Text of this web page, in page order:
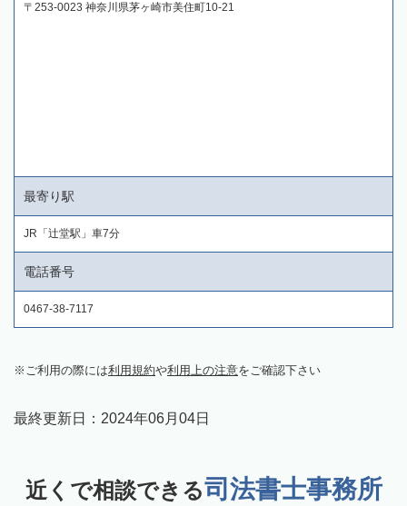
〒253-0023 神奈川県茅ヶ崎市美住町10-21
最寄り駅
JR「辻堂駅」車7分
電話番号
0467-38-7117
ご利用の際には利用規約や利用上の注意をご確認下さい
最終更新日： 2024年06月04日
近くで相談できる司法書士事務所